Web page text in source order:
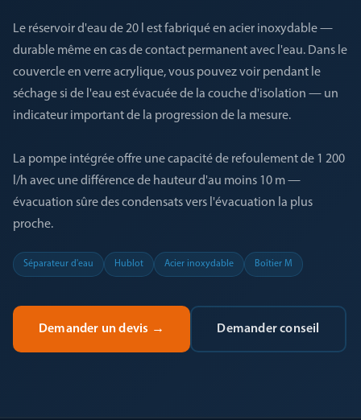
Le réservoir d'eau de 20 l est fabriqué en acier inoxydable —
durable même en cas de contact permanent avec l'eau. Dans le
couvercle en verre acrylique, vous pouvez voir pendant le
séchage si de l'eau est évacuée de la couche d'isolation — un
indicateur important de la progression de la mesure.
La pompe intégrée offre une capacité de refoulement de 1 200
l/h avec une différence de hauteur d'au moins 10 m —
évacuation sûre des condensats vers l'évacuation la plus
proche.
Séparateur d'eau Hublot Acier inoxydable Boîtier M
Demander un devis → Demander conseil